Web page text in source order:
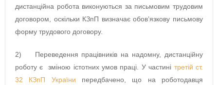
дистанційна робота виконуються за письмовим трудовим
договором, оскільки КЗпП визначає обов’язкову письмову
форму трудового договору.
2) Переведення працівників на надомну, дистанційну
роботу є зміною істотних умов праці. У частині третій ст.
32 КЗпП України передбачено, що на роботодавця